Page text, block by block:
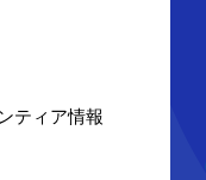
ティア情報